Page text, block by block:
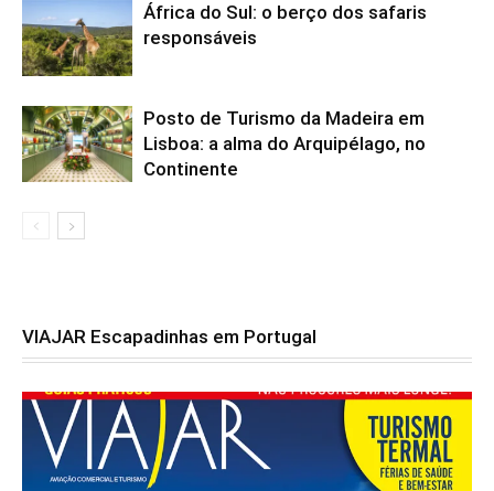
África do Sul: o berço dos safaris
responsáveis
Posto de Turismo da Madeira em
Lisboa: a alma do Arquipélago, no
Continente
VIAJAR Escapadinhas em Portugal